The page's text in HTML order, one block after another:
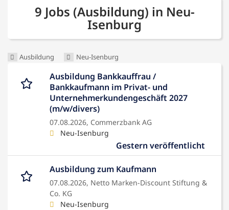
9 Jobs (Ausbildung) in Neu-
Isenburg
Ausbildung Neu-Isenburg
Ausbildung Bankkauffrau /
Bankkaufmann im Privat- und
Unternehmerkundengeschäft 2027
(m/w/divers)
07.08.2026, Commerzbank AG
Neu-Isenburg
Gestern veröffentlicht
Ausbildung zum Kaufmann
07.08.2026, Netto Marken-Discount Stiftung &
Co. KG
Neu-Isenburg